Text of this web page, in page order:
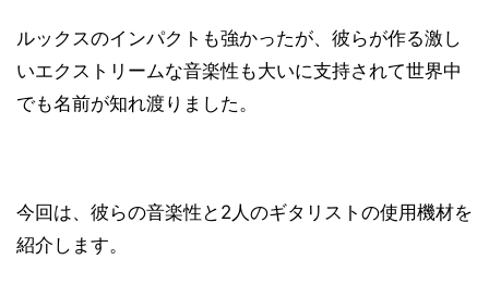
ルックスのインパクトも強かったが、彼らが作る激し
いエクストリームな音楽性も大いに支持されて世界中
でも名前が知れ渡りました。
今回は、彼らの音楽性と2人のギタリストの使用機材を
紹介します。